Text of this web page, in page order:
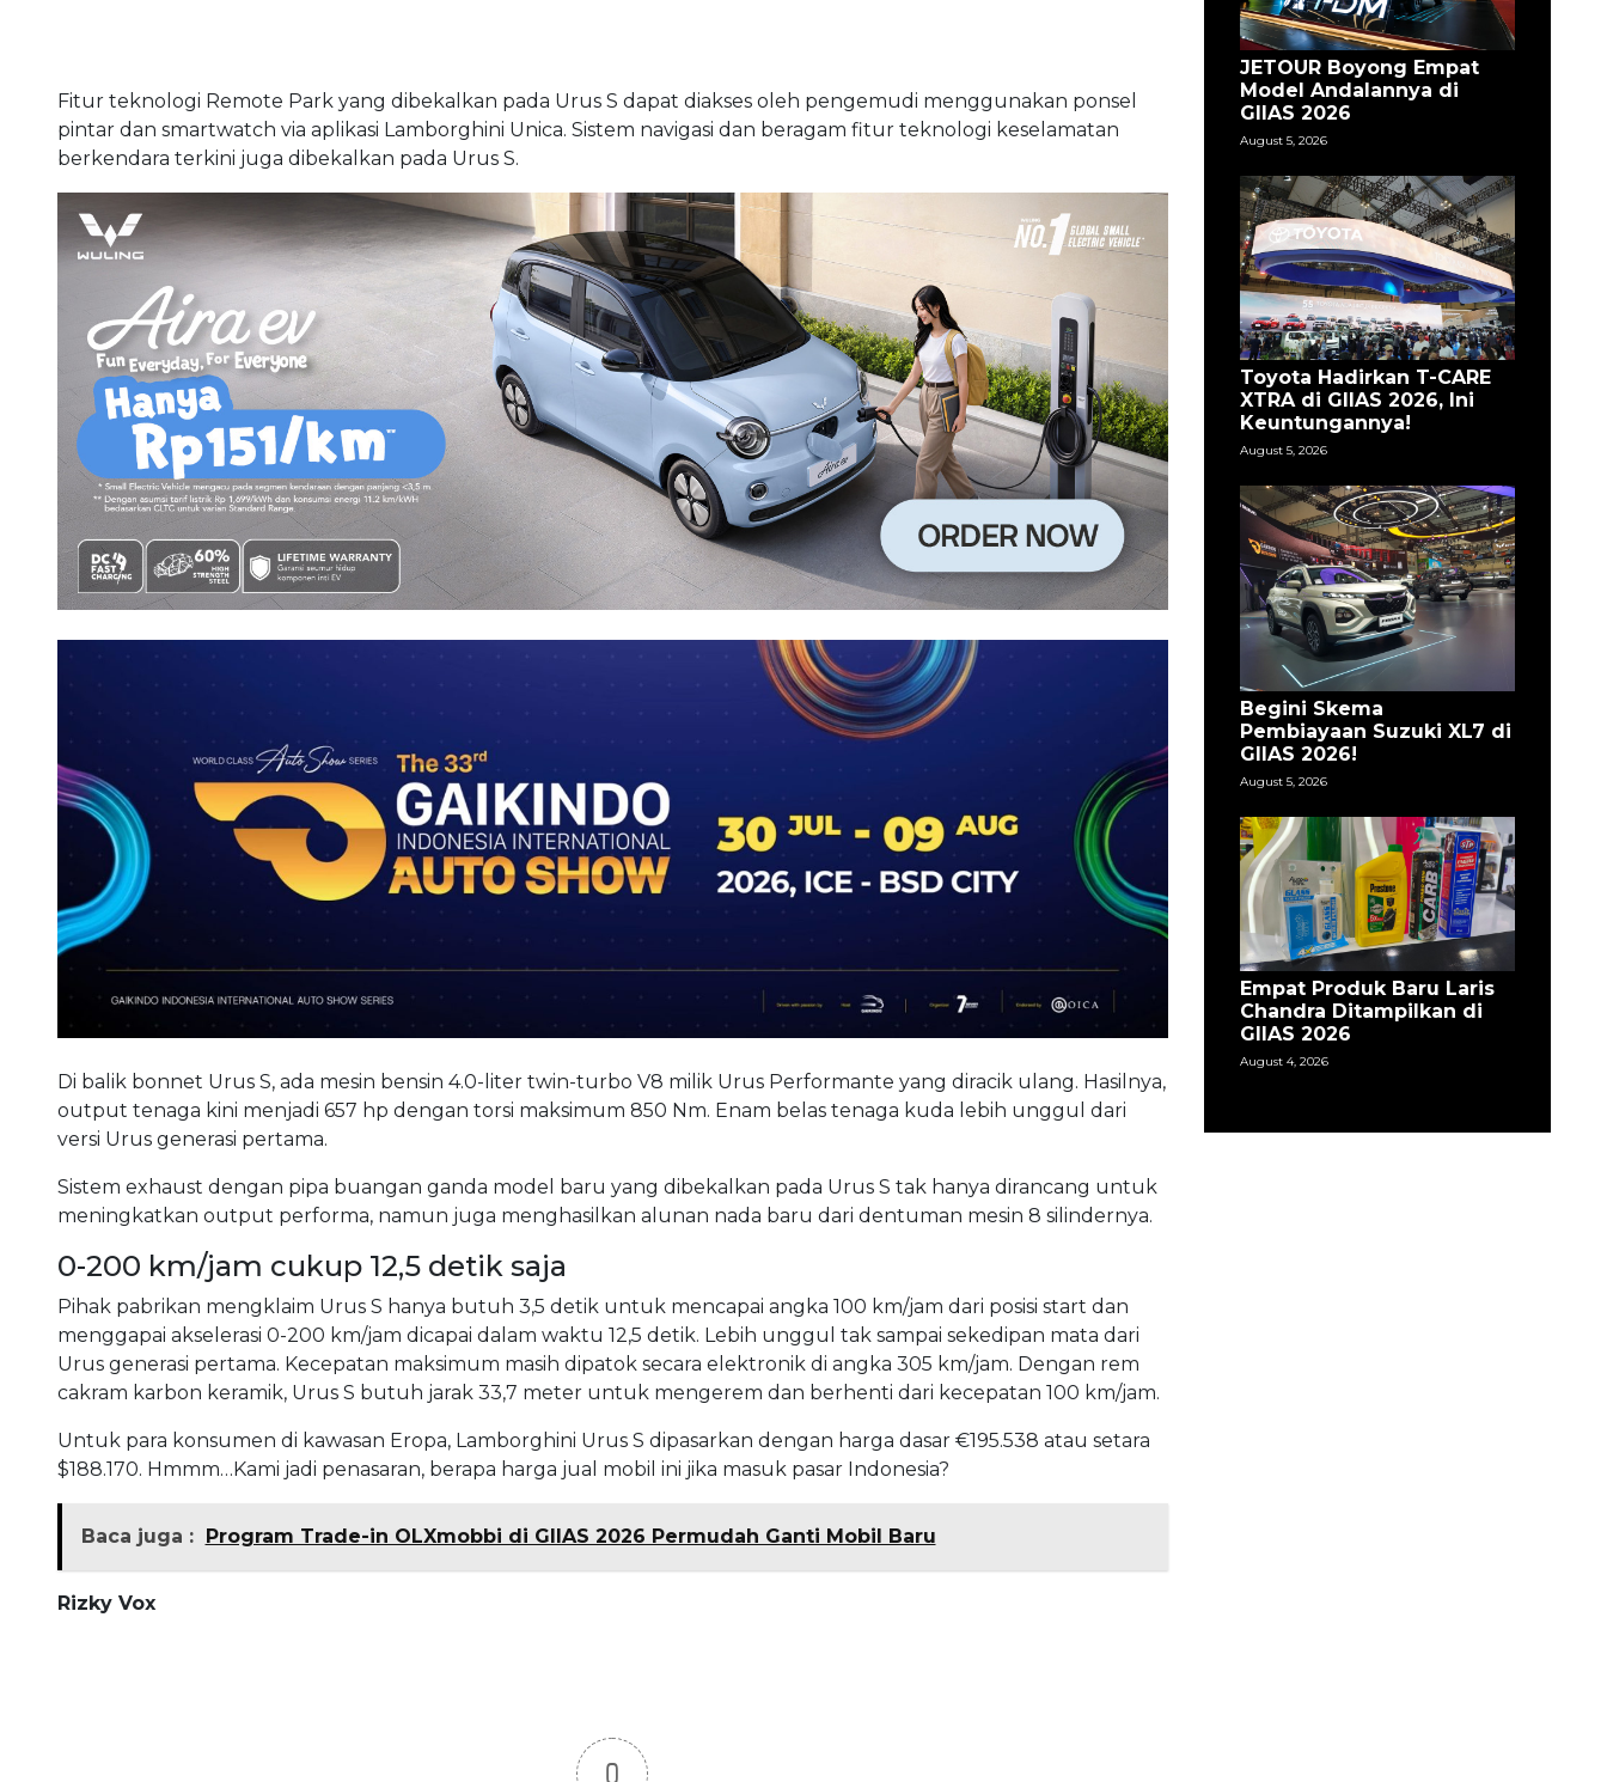
Fitur teknologi Remote Park yang dibekalkan pada Urus S dapat diakses oleh pengemudi menggunakan ponsel
pintar dan smartwatch via aplikasi Lamborghini Unica. Sistem navigasi dan beragam fitur teknologi keselamatan
berkendara terkini juga dibekalkan pada Urus S.
Di balik bonnet Urus S, ada mesin bensin 4.0-liter twin-turbo V8 milik Urus Performante yang diracik ulang. Hasilnya,
output tenaga kini menjadi 657 hp dengan torsi maksimum 850 Nm. Enam belas tenaga kuda lebih unggul dari
versi Urus generasi pertama.
Sistem exhaust dengan pipa buangan ganda model baru yang dibekalkan pada Urus S tak hanya dirancang untuk
meningkatkan output performa, namun juga menghasilkan alunan nada baru dari dentuman mesin 8 silindernya.
0-200 km/jam cukup 12,5 detik saja
Pihak pabrikan mengklaim Urus S hanya butuh 3,5 detik untuk mencapai angka 100 km/jam dari posisi start dan
menggapai akselerasi 0-200 km/jam dicapai dalam waktu 12,5 detik. Lebih unggul tak sampai sekedipan mata dari
Urus generasi pertama. Kecepatan maksimum masih dipatok secara elektronik di angka 305 km/jam. Dengan rem
cakram karbon keramik, Urus S butuh jarak 33,7 meter untuk mengerem dan berhenti dari kecepatan 100 km/jam.
Untuk para konsumen di kawasan Eropa, Lamborghini Urus S dipasarkan dengan harga dasar €195.538 atau setara
$188.170. Hmmm…Kami jadi penasaran, berapa harga jual mobil ini jika masuk pasar Indonesia?
Baca juga : Program Trade-in OLXmobbi di GIIAS 2026 Permudah Ganti Mobil Baru
Rizky Vox
0
JETOUR Boyong Empat
Model Andalannya di
GIIAS 2026
August 5, 2026
Toyota Hadirkan T-CARE
XTRA di GIIAS 2026, Ini
Keuntungannya!
August 5, 2026
Begini Skema
Pembiayaan Suzuki XL7 di
GIIAS 2026!
August 5, 2026
Empat Produk Baru Laris
Chandra Ditampilkan di
GIIAS 2026
August 4, 2026